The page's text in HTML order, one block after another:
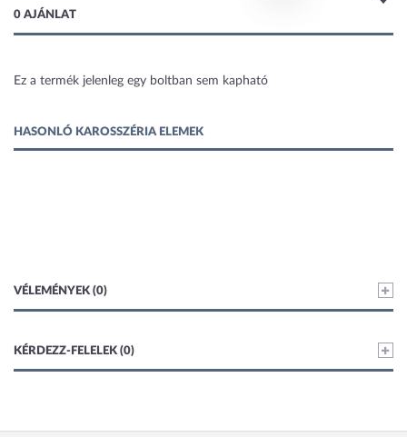
0 AJÁNLAT
Ez a termék jelenleg egy boltban sem kapható
HASONLÓ KAROSSZÉRIA ELEMEK
VÉLEMÉNYEK (0)
KÉRDEZZ-FELELEK (0)